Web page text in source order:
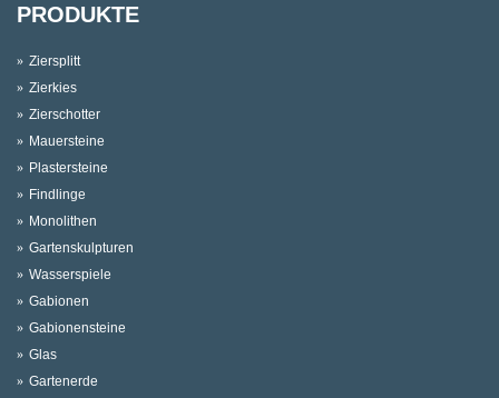
PRODUKTE
Ziersplitt
Zierkies
Zierschotter
Mauersteine
Plastersteine
Findlinge
Monolithen
Gartenskulpturen
Wasserspiele
Gabionen
Gabionensteine
Glas
Gartenerde